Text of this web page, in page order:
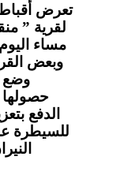
تعرض أقباط
لقرية ”
مساء
وبعض
وضع
حصولها
الدفع
للسيطرة